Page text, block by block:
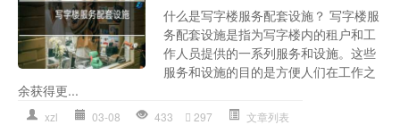
什么是写字楼服务配套设施？ 写字楼服
务配套设施是指为写字楼内的租户和工
作人员提供的一系列服务和设施。这些
服务和设施的目的是方便人们在工作之
余获得更...
xzl 03-08 433 297 文章列表